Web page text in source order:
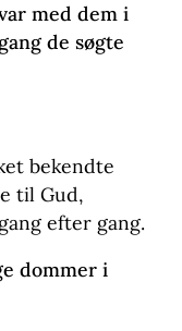
med dem i
de søgte
bekendte
til Gud,
efter gang.
dommer i